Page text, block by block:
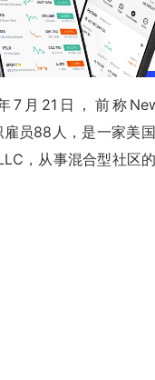
7月21日，前称
员88人，是一家美
，从事混合型社区